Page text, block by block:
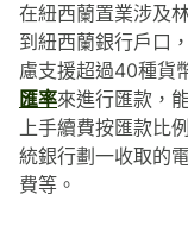
在紐西蘭置業涉及
到紐西蘭銀行戶口
慮支援超過40種貨
匯率來進行匯款，
上手續費按匯款比
統銀行劃一收取的
費等。